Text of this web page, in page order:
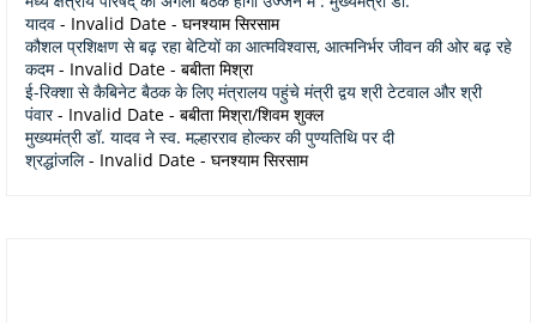
यादव - Invalid Date - घनश्याम सिरसाम
कौशल प्रशिक्षण से बढ़ रहा बेटियों का आत्मविश्वास, आत्मनिर्भर जीवन की ओर बढ़ रहे
कदम- Invalid Date - बबीता मिश्रा
ई-रिक्शा से कैबिनेट बैठक के लिए मंत्रालय पहुंचे मंत्री द्वय श्री टेटवाल और श्री
पंवार- Invalid Date - बबीता मिश्रा/शिवम शुक्ल
मुख्यमंत्री डॉ. यादव ने स्व. मल्हारराव होल्कर की पुण्यतिथि पर दी
श्रद्धांजलि- Invalid Date - घनश्याम सिरसाम